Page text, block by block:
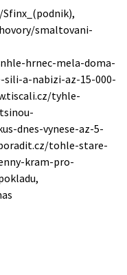
smaltovani-
hrnec-mela-doma-
a-nabizi-az-15-000-
tyhle-
dnes-vynese-az-5-
tohle-stare-
kram-pro-